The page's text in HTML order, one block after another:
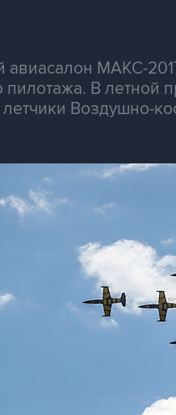
МАКС-
В летной
Воздушно-